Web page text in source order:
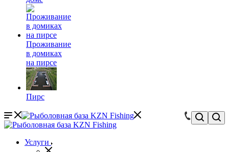
Проживание
в домиках
на пирсе
Пирс
Услуги